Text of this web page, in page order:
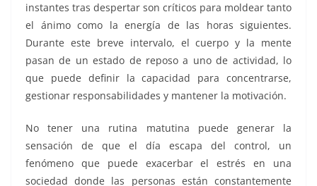
instantes tras despertar son críticos para moldear tanto
el ánimo como la energía de las horas siguientes.
Durante este breve intervalo, el cuerpo y la mente
pasan de un estado de reposo a uno de actividad, lo
que puede definir la capacidad para concentrarse,
gestionar responsabilidades y mantener la motivación.
No tener una rutina matutina puede generar la
sensación de que el día escapa del control, un
fenómeno que puede exacerbar el estrés en una
sociedad donde las personas están constantemente